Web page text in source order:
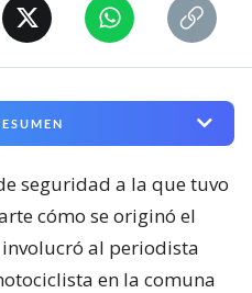
seguridad a la que tuvo
cómo se originó el
al periodista
en la comuna